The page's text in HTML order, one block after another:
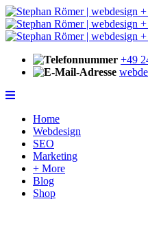
+49
Home
Webdesign
SEO
Marketing
+ More
Blog
Shop